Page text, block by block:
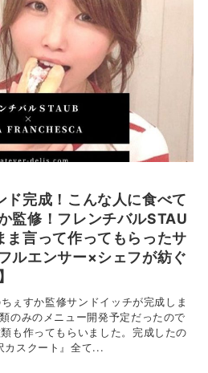
完成！こんな人に食べて
監修！フレンチバルSTAU
ま言って作ってもらったサ
ルエンサー×シェフが紡ぐ
ぇすか監修サンドイッチが完成しま
のみのメニュー開発予定だったので
も作ってもらいました。完成したの
カスクート』全て...